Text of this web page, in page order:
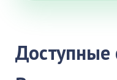
Доступные